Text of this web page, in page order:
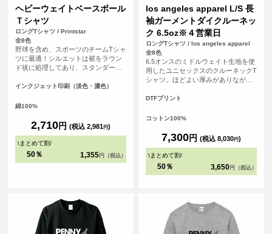
ヘビーウェイトベースボール
Ｔシャツ
ロングTシャツ / Printstar
全8色
野球を含め、スポーツのチームTシャ
ツに最適！シルエットは裾をラウン
ド状に処理してあり、スタンダード
で背番号や名前、ロゴを入れて、お
フォーム）を作りましょう！！
インクジェット印刷（淡色・濃色）
綿100%
2,710円 (税込 2,981円)
\まとめて割/
50％ 1,355 円（税込）
los angeles apparel L/S 長
袖ガーメントダイクルーネッ
ク 6.5oz※４営業日
ロングTシャツ / los angeles apparel
全8色
6.5オンスのミドルウェイト生地を使
用したユニセックスのクルーネックT
シャツ。ほどよい厚みがありながら
ンナーとしても使いやすいバランス
ス生産ならではのベーシックでタフ
ん、プリントやカスタム用ボディと
しても幅広く活用できる一着です。
<br> ※お客様の閲覧環境により、商
がございます。
DTFプリント
コットン100%
7,300円 (税込 8,030円)
\まとめて割/
50％ 3,650 円（税込）